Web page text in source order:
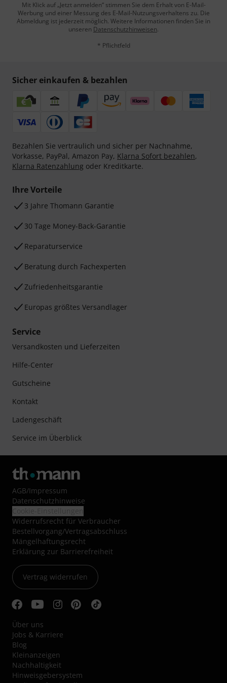
Mit Klick auf „Jetzt anmelden“ stimmen Sie dem Erhalt von E-Mail-
Werbung und einer Messung des E-Mail-Nutzungsverhaltens zu. Die
Abmeldung ist jederzeit möglich. Weitere Informationen finden Sie in
unseren Datenschutzhinweisen.
* Pflichtfeld
Sicher einkaufen & bezahlen
Bezahlen Sie vertraulich und sicher per Nachnahme,
Vorkasse, PayPal, Amazon Pay, Klarna Sofort bezahlen,
Klarna Ratenzahlung oder Kreditkarte.
Ihre Vorteile
3 Jahre Thomann Garantie
30 Tage Money-Back-Garantie
Reparaturservice
Beratung durch Fachexperten
Zufriedenheitsgarantie
Europas größtes Versandlager
Service
Versandkosten und Lieferzeiten
Hilfe-Center
Gutscheine
Kontakt
Ladengeschäft
Service im Überblick
AGB/Impressum
Datenschutzhinweise
Widerrufsrecht für Verbraucher
Bestellvorgang/Vertragsabschluss
Mängelhaftungsrecht
Erklärung zur Barrierefreiheit
Vertrag widerrufen
Über uns
Jobs & Karriere
Blog
Kleinanzeigen
Nachhaltigkeit
Hinweisgebersystem